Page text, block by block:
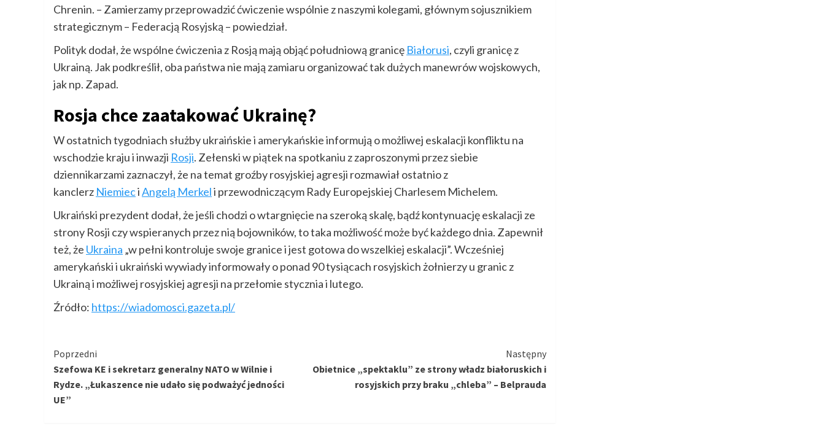
Chrenin. – Zamierzamy przeprowadzić ćwiczenie wspólnie z naszymi kolegami, głównym sojusznikiem
strategicznym – Federacją Rosyjską – powiedział.
Polityk dodał, że wspólne ćwiczenia z Rosją mają objąć południową granicę Białorusi, czyli granicę z
Ukrainą. Jak podkreślił, oba państwa nie mają zamiaru organizować tak dużych manewrów wojskowych,
jak np. Zapad.
Rosja chce zaatakować Ukrainę?
W ostatnich tygodniach służby ukraińskie i amerykańskie informują o możliwej eskalacji konfliktu na
wschodzie kraju i inwazji Rosji. Zełenski w piątek na spotkaniu z zaproszonymi przez siebie
dziennikarzami zaznaczył, że na temat groźby rosyjskiej agresji rozmawiał ostatnio z
kanclerz NiemieciAngelą Merkeli przewodniczącym Rady Europejskiej Charlesem Michelem.
Ukraiński prezydent dodał, że jeśli chodzi o wtargnięcie na szeroką skalę, bądź kontynuację eskalacji ze
strony Rosji czy wspieranych przez nią bojowników, to taka możliwość może być każdego dnia. Zapewnił
też, że Ukraina „w pełni kontroluje swoje granice i jest gotowa do wszelkiej eskalacji”. Wcześniej
amerykański i ukraiński wywiady informowały o ponad 90 tysiącach rosyjskich żołnierzy u granic z
Ukrainą i możliwej rosyjskiej agresji na przełomie stycznia i lutego.
Źródło: https://wiadomosci.gazeta.pl/
Kontynuuj
czytanie
Poprzedni
Szefowa KE i sekretarz generalny NATO w Wilnie i
Rydze. „Łukaszence nie udało się podważyć jedności
UE”
Następny
Obietnice „spektaklu” ze strony władz białoruskich i
rosyjskich przy braku „chleba” – Belprauda